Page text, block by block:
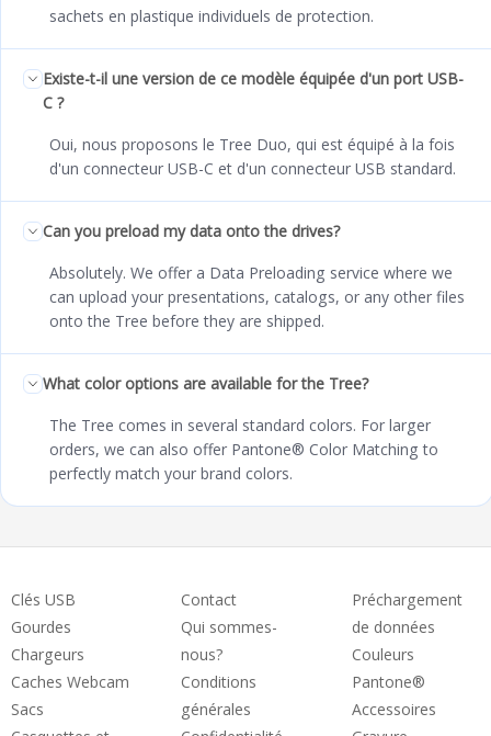
sachets en plastique individuels de protection.
Existe-t-il une version de ce modèle équipée d'un port USB-
C ?
Oui, nous proposons le Tree Duo, qui est équipé à la fois
d'un connecteur USB-C et d'un connecteur USB standard.
Can you preload my data onto the drives?
Absolutely. We offer a Data Preloading service where we
can upload your presentations, catalogs, or any other files
onto the Tree before they are shipped.
What color options are available for the Tree?
The Tree comes in several standard colors. For larger
orders, we can also offer Pantone® Color Matching to
perfectly match your brand colors.
Clés USB
Gourdes
Chargeurs
Caches Webcam
Sacs
Contact
Qui sommes-
nous?
Conditions
générales
Préchargement
de données
Couleurs
Pantone®
Accessoires